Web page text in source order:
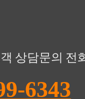
상담문의 전
6343